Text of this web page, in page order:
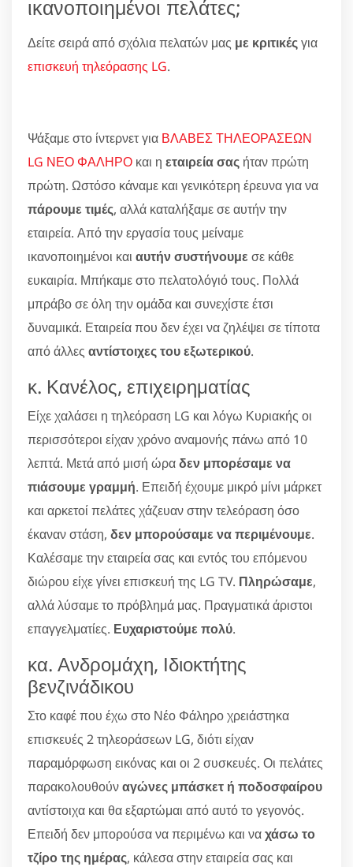
ικανοποιημένοι πελάτες;
Δείτε σειρά από σχόλια πελατών μας με κριτικέςγια
επισκευή τηλεόρασης LG.
Ψάξαμε στο ίντερνετ για ΒΛΑΒΕΣ ΤΗΛΕΟΡΑΣΕΩΝ
LG ΝΕΟ ΦΑΛΗΡΟ και η εταιρεία σας ήταν πρώτη
πρώτη. Ωστόσο κάναμε και γενικότερη έρευνα για να
πάρουμε τιμές, αλλά καταλήξαμε σε αυτήν την
εταιρεία. Από την εργασία τους μείναμε
ικανοποιημένοι και αυτήν συστήνουμε σε κάθε
ευκαιρία. Μπήκαμε στο πελατολόγιό τους. Πολλά
μπράβο σε όλη την ομάδα και συνεχίστε έτσι
δυναμικά. Εταιρεία που δεν έχει να ζηλέψει σε τίποτα
από άλλες αντίστοιχες του εξωτερικού.
κ. Κανέλος, επιχειρηματίας
Είχε χαλάσει η τηλεόραση LG και λόγω Κυριακής οι
περισσότεροι είχαν χρόνο αναμονής πάνω από 10
λεπτά. Μετά από μισή ώραδεν μπορέσαμε να
πιάσουμε γραμμή. Επειδή έχουμε μικρό μίνι μάρκετ
και αρκετοί πελάτες χάζευαν στην τελεόραση όσο
έκαναν στάση, δεν μπορούσαμε να περιμένουμε.
Καλέσαμε την εταιρεία σας και εντός του επόμενου
διώρου είχε γίνει επισκευή της LG TV. Πληρώσαμε,
αλλά λύσαμε το πρόβλημά μας. Πραγματικά άριστοι
επαγγελματίες. Ευχαριστούμε πολύ.
κα. Ανδρομάχη, Ιδιοκτήτης
βενζινάδικου
Στο καφέ που έχω στο Νέο Φάληρο χρειάστηκα
επισκευές 2 τηλεοράσεων LG, διότι είχαν
παραμόρφωση εικόνας και οι 2 συσκευές. Οι πελάτες
παρακολουθούναγώνες μπάσκετ ή ποδοσφαίρου
αντίστοιχα και θα εξαρτώμαι από αυτό το γεγονός.
Επειδή δεν μπορούσα να περιμένω και ναχάσω το
τζίρο της ημέρας, κάλεσα στην εταιρεία σας και